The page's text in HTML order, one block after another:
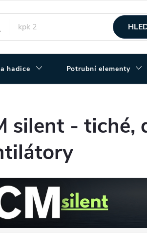
hadice Potrubní elementy
silent -